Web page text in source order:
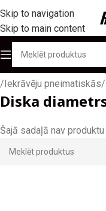
Skip to navigation
Skip to main content
Sākums/Produktu
/Iekrāvēju pneimatiskās/
Diska
Šajā sadaļā nav produktu